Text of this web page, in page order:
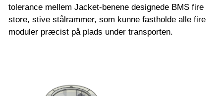
tolerance mellem Jacket-benene designede BMS fire
store, stive stålrammer, som kunne fastholde alle fire
moduler præcist på plads under transporten.